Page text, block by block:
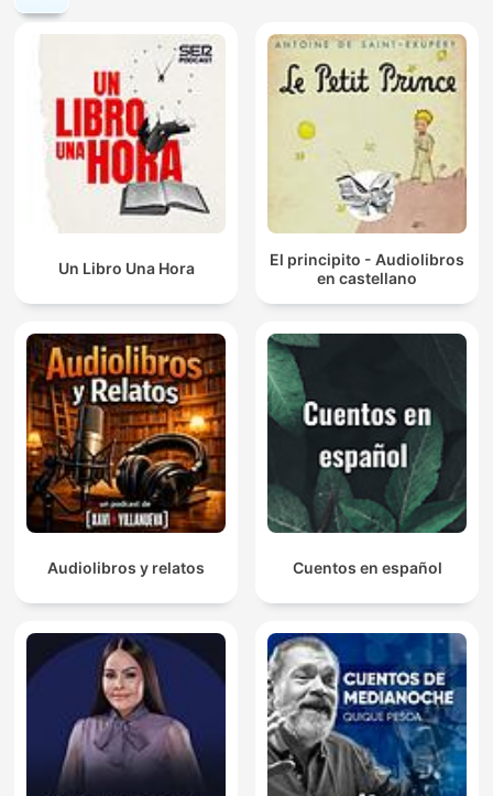
Un Libro Una Hora
El principito - Audiolibros
en castellano
Audiolibros y relatos Cuentos en español